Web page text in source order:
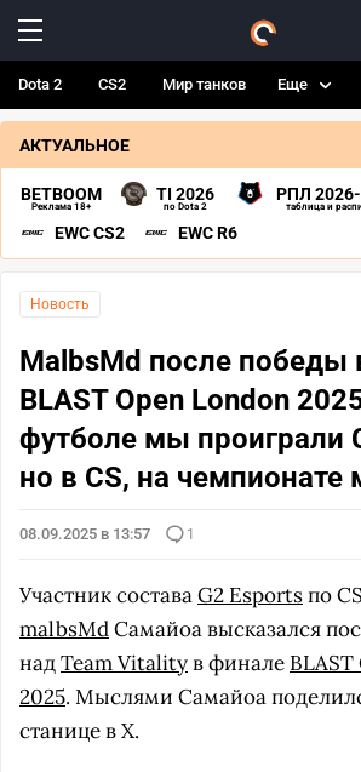
Dota 2 CS2 Мир танков Еще
АКТУАЛЬНОЕ
BETBOOM
Реклама 18+
TI 2026
по Dota 2
РПЛ
таблица и
EWC CS2 EWC R6
Новость
MalbsMd после победы
BLAST Open London
футболе мы проиграли
но в CS, на чемпионате
08.09.2025 в 13:57 1
Участник составаG2 Esportsпо
malbsMdСамайоа высказался
надTeam Vitalityв финале
2025. Мыслями Самайоа
станице в X.